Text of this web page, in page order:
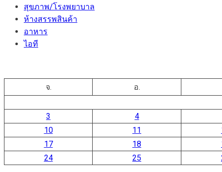
สุขภาพ/โรงพยาบาล
ห้างสรรพสินค้า
อาหาร
ไอที
จ. อ.
3
4
10
11
17
18
24
25